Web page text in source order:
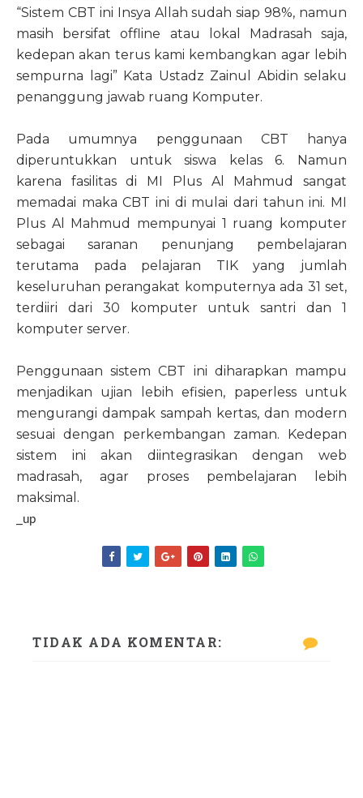
“Sistem CBT ini Insya Allah sudah siap 98%, namun
masih bersifat offline atau lokal Madrasah saja,
kedepan akan terus kami kembangkan agar lebih
sempurna lagi” Kata Ustadz Zainul Abidin selaku
penanggung jawab ruang Komputer.
Pada umumnya penggunaan CBT hanya
diperuntukkan untuk siswa kelas 6. Namun
karena fasilitas di MI Plus Al Mahmud sangat
memadai maka CBT ini di mulai dari tahun ini. MI
Plus Al Mahmud mempunyai 1 ruang komputer
sebagai saranan penunjang pembelajaran
terutama pada pelajaran TIK yang jumlah
keseluruhan perangakat komputernya ada 31 set,
terdiiri dari 30 komputer untuk santri dan 1
komputer server.
Penggunaan sistem CBT ini diharapkan mampu
menjadikan ujian lebih efisien, paperless untuk
mengurangi dampak sampah kertas, dan modern
sesuai dengan perkembangan zaman. Kedepan
sistem ini akan diintegrasikan dengan web
madrasah, agar proses pembelajaran lebih
maksimal.
_up
TIDAK ADA KOMENTAR: